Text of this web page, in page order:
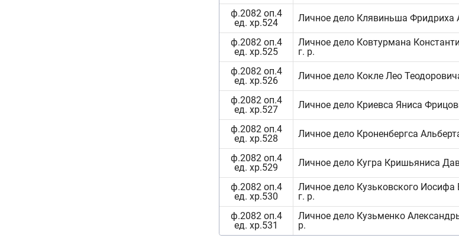
ф.2082 оп.4
ед. хр.524
Личное дело Клявиньша Фридриха
ф.2082 оп.4
ед. хр.525
Личное дело Ковтурмана
г. р.
ф.2082 оп.4
ед. хр.526
Личное дело Кокле Лео
ф.2082 оп.4
ед. хр.527
Личное дело Криевса Яниса
ф.2082 оп.4
ед. хр.528
Личное дело Кроненбергса
ф.2082 оп.4
ед. хр.529
Личное дело Кугра Кришьяниса
ф.2082 оп.4
ед. хр.530
Личное дело Кузьковского
г. р.
ф.2082 оп.4
ед. хр.531
Личное дело Кузьменко
р.